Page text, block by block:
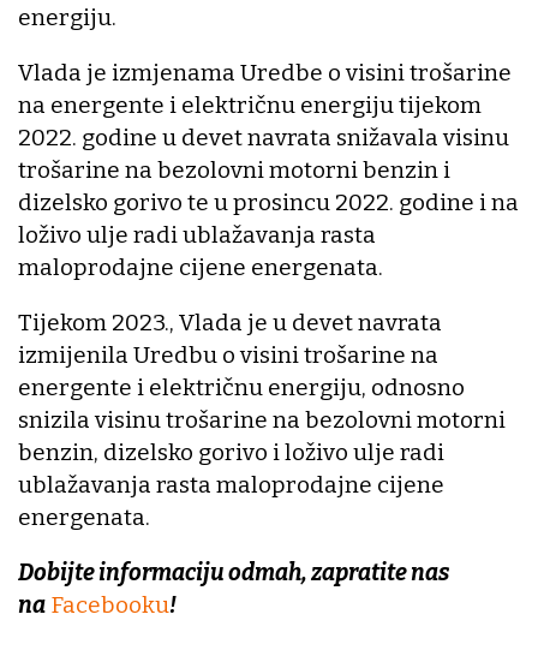
energiju.
Vlada je izmjenama Uredbe o visini trošarine
na energente i električnu energiju tijekom
2022. godine u devet navrata snižavala visinu
trošarine na bezolovni motorni benzin i
dizelsko gorivo te u prosincu 2022. godine i na
loživo ulje radi ublažavanja rasta
maloprodajne cijene energenata.
Tijekom 2023., Vlada je u devet navrata
izmijenila Uredbu o visini trošarine na
energente i električnu energiju, odnosno
snizila visinu trošarine na bezolovni motorni
benzin, dizelsko gorivo i loživo ulje radi
ublažavanja rasta maloprodajne cijene
energenata.
Dobijte informaciju odmah, zapratite nas
na Facebooku!